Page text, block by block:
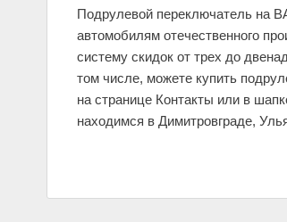
Подрулевой переключатель на
автомобилям отечественного
систему скидок от трех до
том числе, можете купить
на странице Контакты или в
находимся в Димитровграде,